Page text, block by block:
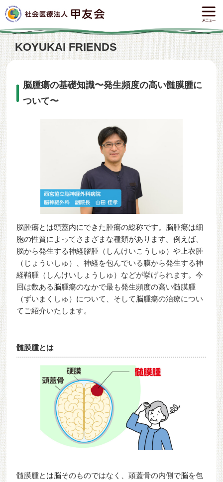
KOYUKAI FRIENDS
脳腫瘍の基礎知識〜発生頻度の高い髄膜腫に
ついて〜
脳腫瘍とは頭蓋内にできた腫瘍の総称です。脳腫瘍は細
胞の性質によってさまざまな種類があります。例えば、
脳から発生する神経膠腫（しんけいこうしゅ）や上衣腫
（じょういしゅ）、神経を包んでいる膜から発生する神
経鞘腫（しんけいしょうしゅ）などが挙げられます。今
回は数ある脳腫瘍のなかで最も発生頻度の高い髄膜腫
（ずいまくしゅ）について、そして脳腫瘍の治療につい
てご紹介いたします。
髄膜腫とは
髄膜腫とは脳そのものではなく、頭蓋骨の内側で脳を包